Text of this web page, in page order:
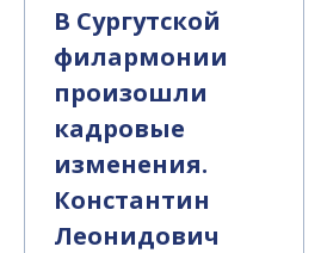
В Сургутской
филармонии
произошли
кадровые
изменения.
Константин
Леонидович